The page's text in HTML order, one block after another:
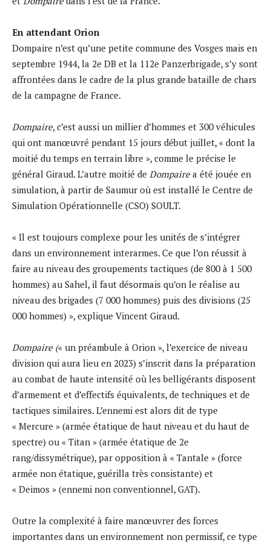
En attendant Orion
Dompaire n’est qu’une petite commune des Vosges mais en
septembre 1944, la 2e DB et la 112e Panzerbrigade, s’y sont
affrontées dans le cadre de la plus grande bataille de chars
de la campagne de France.
Dompaire, c’est aussi un millier d’hommes et 300 véhicules
qui ont manœuvré pendant 15 jours début juillet, « dont la
moitié du temps en terrain libre », comme le précise le
général Giraud. L’autre moitié de Dompairea été jouée en
simulation, à partir de Saumur où est installé le Centre de
Simulation Opérationnelle (CSO) SOULT.
« Il est toujours complexe pour les unités de s’intégrer
dans un environnement interarmes. Ce que l’on réussit à
faire au niveau des groupements tactiques (de 800 à 1 500
hommes) au Sahel, il faut désormais qu’on le réalise au
niveau des brigades (7 000 hommes) puis des divisions (25
000 hommes) », explique Vincent Giraud.
Dompaire (« un préambule à Orion », l’exercice de niveau
division qui aura lieu en 2023) s’inscrit dans la préparation
au combat de haute intensité où les belligérants disposent
d’armement et d’effectifs équivalents, de techniques et de
tactiques similaires. L’ennemi est alors dit de type
« Mercure » (armée étatique de haut niveau et du haut de
spectre) ou « Titan » (armée étatique de 2e
rang/dissymétrique), par opposition à « Tantale » (force
armée non étatique, guérilla très consistante) et
« Deimos » (ennemi non conventionnel, GAT).
Outre la complexité à faire manœuvrer des forces
importantes dans un environnement non permissif, ce type